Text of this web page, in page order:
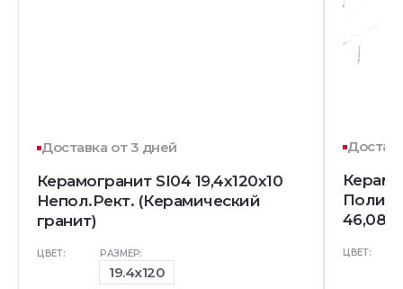
Доставка от 3 дней
Керамогранит SI04 19,4х120х10
Непол.Рект. (Керамический
гранит)
ЦВЕТ: РАЗМЕР:
19.4x120
Полир.
46,08
ЦВЕТ: